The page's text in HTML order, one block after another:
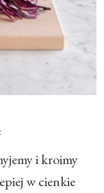
i kroimy
w cienkie